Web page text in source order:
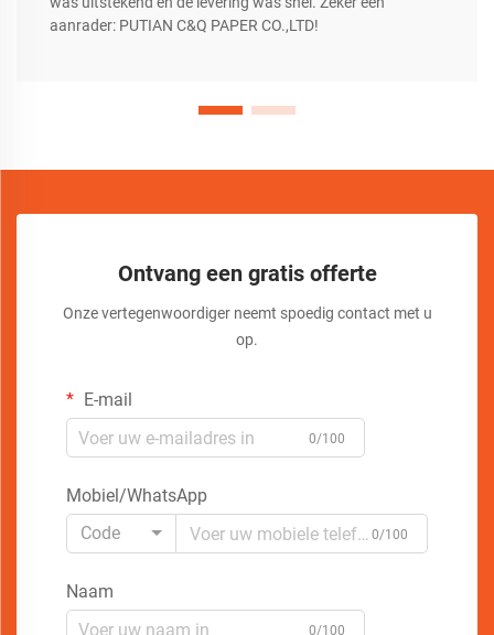
aanrader: PUTIAN C&Q PAPER CO.,LTD!
Ontvang een gratis offerte
Onze vertegenwoordiger neemt spoedig contact met u
op.
E-mail
0/100
Mobiel/WhatsApp
Code
0/100
Naam
0/100